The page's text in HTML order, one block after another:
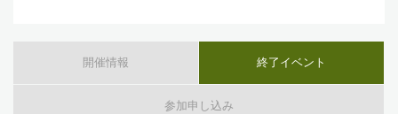
開催情報 終了イベント
参加申し込み